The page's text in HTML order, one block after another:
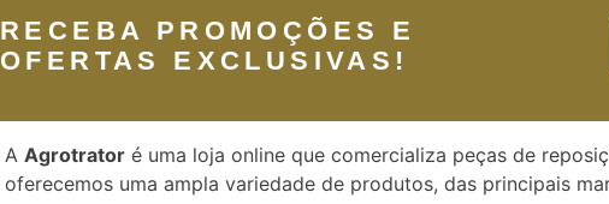
RECEBA PROMOÇÕES E
OFERTAS EXCLUSIVAS!
A Agrotrator é uma loja online que comercializa peças de
oferecemos uma ampla variedade de produtos, das principais